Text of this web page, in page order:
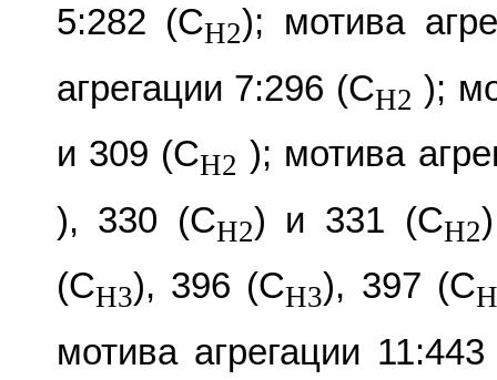
5:282 (CH2); мотива
агрегации 7:296 (CH2 );
и 309 (CH2 ); мотива
), 330 (CH2) и 331 (CH2
(CH3), 396 (CH3), 397 (C
мотива агрегации